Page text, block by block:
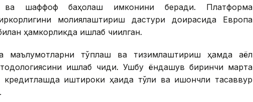
ва шаффоф баҳолаш имконини беради. Платформа
молиялаштириш дастури доирасида Европа
ҳамкорликда ишлаб чиқилган.
маълумотларни тўплаш ва тизимлаштириш ҳамда аёл
ишлаб чиқди. Ушбу ёндашув биринчи марта
кредитлашда иштироки ҳақида тўлиқ ва ишончли тасаввур